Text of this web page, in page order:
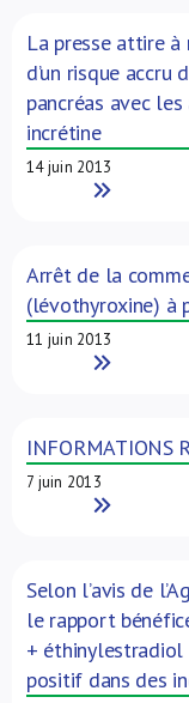
La presse attire
d’un risque accru
pancréas avec
incrétine
14 juin 2013
Read More
Arrêt de la
(lévothyroxine) à
11 juin 2013
Read More
INFORMATIONS
7 juin 2013
Read More
Selon l’avis de
le rapport
+ éthinylestradiol
positif dans des